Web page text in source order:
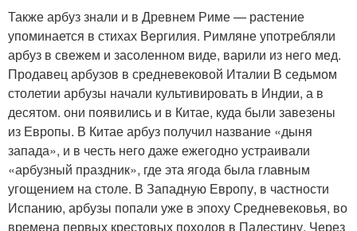
Также арбуз знали и в Древнем Риме — растение
упоминается в стихах Вергилия. Римляне употребляли
арбуз в свежем и засоленном виде, варили из него мед.
Продавец арбузов в средневековой Италии В седьмом
столетии арбузы начали культивировать в Индии, а в
десятом. они появились и в Китае, куда были завезены
из Европы. В Китае арбуз получил название «дыня
запада», и в честь него даже ежегодно устраивали
«арбузный праздник», где эта ягода была главным
угощением на столе. В Западную Европу, в частности
Испанию, арбузы попали уже в эпоху Средневековья, во
времена первых крестовых походов в Палестину. Через